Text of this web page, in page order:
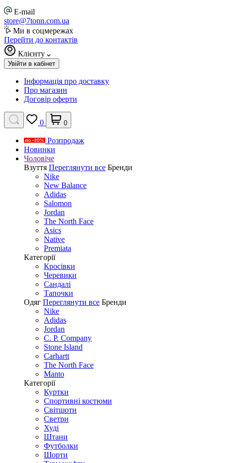
E-mail
store@7tonn.com.ua
Ми в соцмережах
Перейти до контактів
Клієнту
Увійти в кабінет
Інформація про доставку
Про магазин
Договір оферти
0 0
Розпродаж
Новинки
Чоловіче
Взуття Переглянути все Бренди
Nike
New Balance
Adidas
Salomon
Jordan
The North Face
Asics
Native
Premiata
Категорії
Кросівки
Черевики
Сандалі
Tапочки
Одяг Переглянути все Бренди
Nike
Adidas
Jordan
C. P. Company
Stone Island
Carhartt
The North Face
Manto
Категорії
Куртки
Спортивні костюми
Світшоти
Светри
Худі
Штани
Футболки
Шорти